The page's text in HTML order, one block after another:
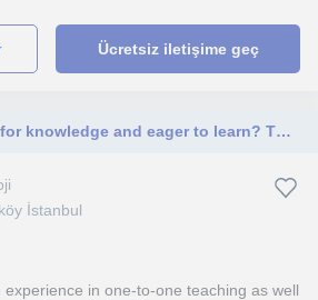
Ücretsiz iletişime geç
Are you enthusiastic for knowledge and eager to learn? Then you have come to the right place.
İstanbul
in one-to-one teaching as well